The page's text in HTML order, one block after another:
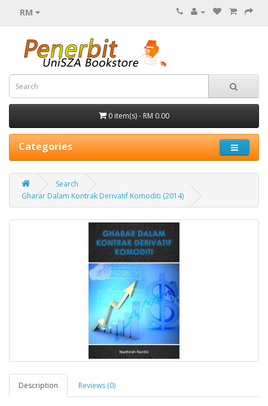
RM
0 item(s) - RM 0.00
Categories
Search
Gharar Dalam Kontrak Derivatif Komoditi (2014)
Description Reviews (0)